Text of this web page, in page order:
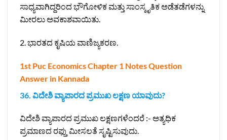
ಸಾಧ್ಯವಾಗಿದ್ದರಿಂದ ಭೌಗೋಳಿಕ ಮತ್ತು ಸಾಂಸ್ಕೃತಿಕ ಅಡೆತಡೆಗಳನ್ನು
ಮೀರಲು ಅವಕಾಶವಾಯಿತು.
2. ಭಾರತದ ಕೃಷಿಯ ವಾಣಿಜ್ಯಕರಣ.
1st Puc Economics Chapter 1 Notes Question
Answer in Kannada
36. ವಿದೇಶಿ ವ್ಯಾಪಾರದ ಪ್ರಮುಖ ಲಕ್ಷಣ ಯಾವುದು?
ವಿದೇಶಿ ವ್ಯಾಪಾರದ ಪ್ರಮುಖ ಲಕ್ಷಣಗಳೆಂದರೆ :- ಅತ್ಯಧಿಕ
ಪ್ರಮಾಣದ ರಫ್ತು ಮೀಸಲತೆ ಸೃಷ್ಟಿಸುವುದು.